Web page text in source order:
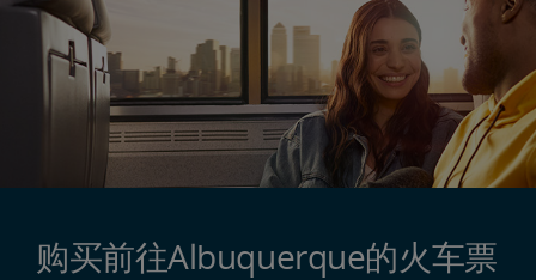
购买前往Albuquerque的火车票